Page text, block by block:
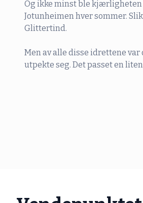
Og ikke minst ble
Jotunheimen hver sommer.
Glittertind.
Men av alle disse idrettene
utpekte seg. Det passet en